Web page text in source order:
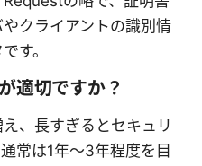
クライアントの識別情
す。
適切ですか？
、長すぎるとセキュリ
常は1年～3年程度を目